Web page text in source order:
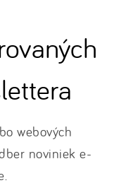
webových
noviniek e-